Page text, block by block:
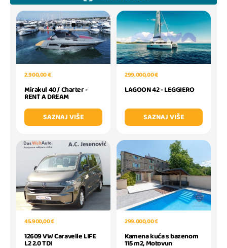
2.900,00 €
Mirakul 40 / Charter -
RENT A DREAM
SAZNAJ VIŠE
299.000,00 €
LAGOON 42 - LEGGIERO
SAZNAJ VIŠE
45.900,00 €
12609 VW Caravelle LIFE
L2 2.0 TDI
299.000,00 €
Kamena kuća s bazenom
115 m2, Motovun